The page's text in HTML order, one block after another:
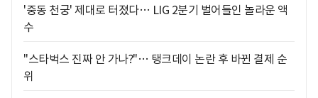
'중동 천궁' 제대로 터졌다… LIG 2분기 벌어들인 놀라운 액
수
"스타벅스 진짜 안 가나?"… 탱크데이 논란 후 바뀐 결제 순
위